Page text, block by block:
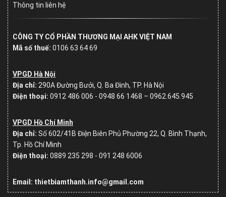
Thông tin liên hệ
CÔNG TY CỔ PHẦN THƯƠNG MẠI AHK VIỆT NAM
Mã số thuế: 0106 63 64 69
VPGD Hà Nội
Địa chỉ: 290A Đường Bưởi, Q. Ba Đình, TP. Hà Nội
Điện thoại: 0912 486 006 - 0948 66 1468 – 0962.645.945
VPGD Hồ Chí Minh
Địa chỉ: Số602/41B Điện Biên Phủ Phường 22, Q. Bình Thạnh,
Tp. Hồ Chí Minh
Điện thoại: 0889 235 298 - 091 248 6006
Email: thietbiamthanh.info@gmail.com